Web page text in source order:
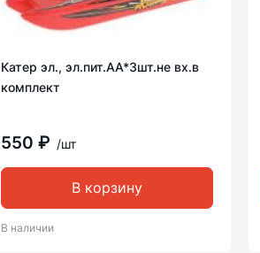
Катер эл., эл.пит.AA*3шт.не вх.в
комплект
550 ₽ /шт
В корзину
В наличии